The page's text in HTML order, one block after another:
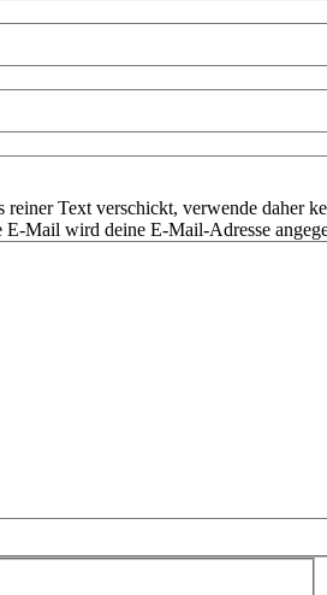
reiner Text verschickt, verwende daher
Mail wird deine E-Mail-Adresse